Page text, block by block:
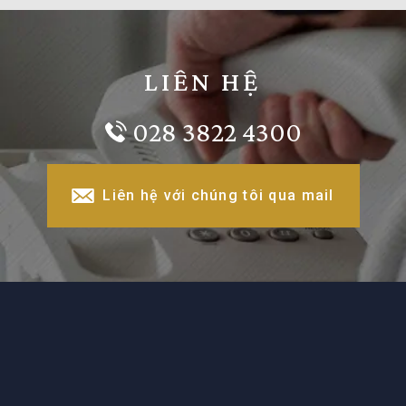
LIÊN HỆ
028 3822 4300
Liên hệ với chúng tôi qua mail